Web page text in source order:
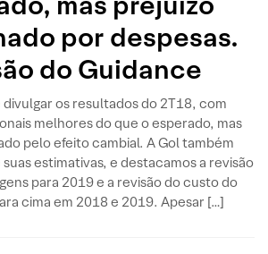
por despesas.
do Guidance
divulgar os resultados do 2T18, com
melhores do que o esperado, mas
pelo efeito cambial. A Gol também
estimativas, e destacamos a revisão
para 2019 e a revisão do custo do
cima em 2018 e 2019. Apesar […]